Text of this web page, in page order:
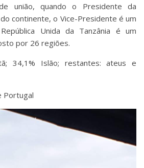
união, quando o Presidente da
continente, o Vice-Presidente é um
Unida da Tanzânia é um
por 26 regiões.
34,1% Islão; restantes: ateus e
Portugal